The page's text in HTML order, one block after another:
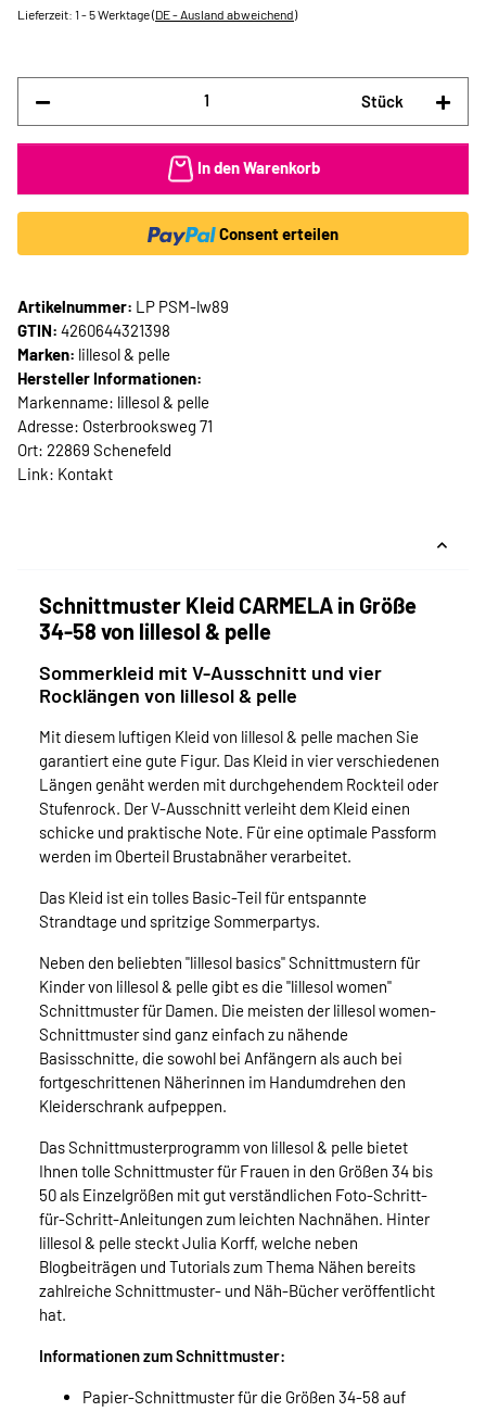
Lieferzeit: 1 - 5 Werktage(DE - Ausland abweichend)
Stück
In den Warenkorb
Consent erteilen
Artikelnummer: LP PSM-lw89
GTIN: 4260644321398
Marken: lillesol & pelle
Hersteller Informationen:
Markenname: lillesol & pelle
Adresse: Osterbrooksweg 71
Ort: 22869 Schenefeld
Link: Kontakt
Schnittmuster Kleid CARMELA in Größe
34-58 von lillesol & pelle
Sommerkleid mit V-Ausschnitt und vier
Rocklängen von lillesol & pelle
Mit diesem luftigen Kleid von lillesol & pelle machen Sie
garantiert eine gute Figur. Das Kleid in vier verschiedenen
Längen genäht werden mit durchgehendem Rockteil oder
Stufenrock. Der V-Ausschnitt verleiht dem Kleid einen
schicke und praktische Note. Für eine optimale Passform
werden im Oberteil Brustabnäher verarbeitet.
Das Kleid ist ein tolles Basic-Teil für entspannte
Strandtage und spritzige Sommerpartys.
Neben den beliebten "lillesol basics" Schnittmustern für
Kinder von lillesol & pelle gibt es die "lillesol women"
Schnittmuster für Damen. Die meisten der lillesol women-
Schnittmuster sind ganz einfach zu nähende
Basisschnitte, die sowohl bei Anfängern als auch bei
fortgeschrittenen Näherinnen im Handumdrehen den
Kleiderschrank aufpeppen.
Das Schnittmusterprogramm von lillesol & pelle bietet
Ihnen tolle Schnittmuster für Frauen in den Größen 34 bis
50 als Einzelgrößen mit gut verständlichen Foto-Schritt-
für-Schritt-Anleitungen zum leichten Nachnähen. Hinter
lillesol & pelle steckt Julia Korff, welche neben
Blogbeiträgen und Tutorials zum Thema Nähen bereits
zahlreiche Schnittmuster- und Näh-Bücher veröffentlicht
hat.
Informationen zum Schnittmuster:
Papier-Schnittmuster für die Größen 34-58 auf